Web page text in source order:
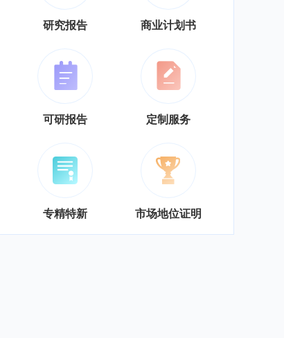
研究报告 商业计划书
可研报告 定制服务
专精特新 市场地位证明